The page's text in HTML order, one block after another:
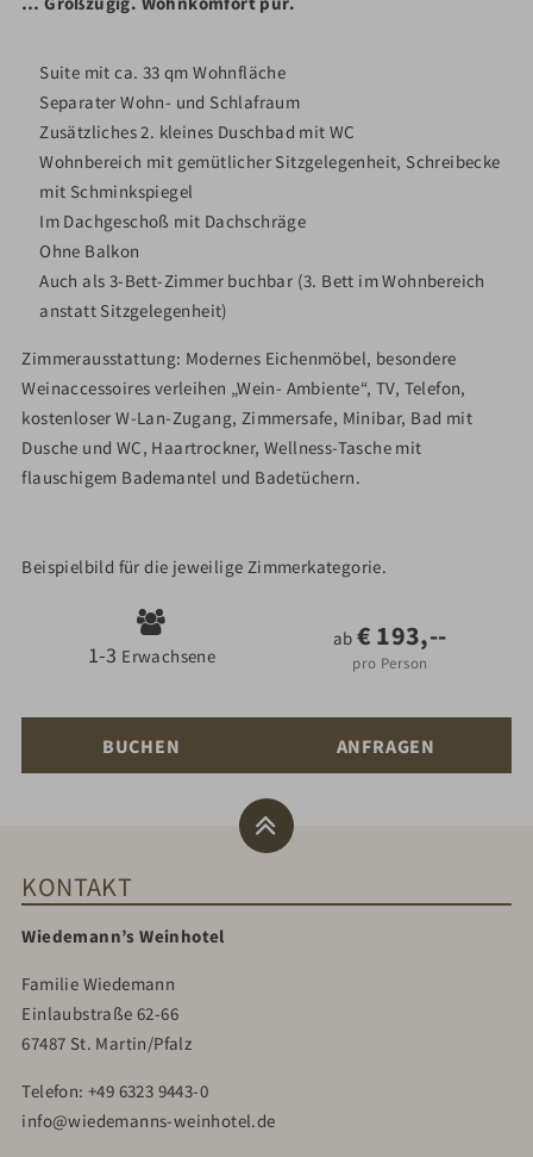
Suite mit ca. 33 qm Wohnfläche
Separater Wohn- und Schlafraum
Zusätzliches 2. kleines Duschbad mit WC
Wohnbereich mit gemütlicher Sitzgelegenheit, Schreibecke
mit Schminkspiegel
Im Dachgeschoß mit Dachschräge
Ohne Balkon
Auch als 3-Bett-Zimmer buchbar (3. Bett im Wohnbereich
anstatt Sitzgelegenheit)
Zimmerausstattung: Modernes Eichenmöbel, besondere
Weinaccessoires verleihen „Wein- Ambiente“, TV, Telefon,
kostenloser W-Lan-Zugang, Zimmersafe, Minibar, Bad mit
Dusche und WC, Haartrockner, Wellness-Tasche mit
flauschigem Bademantel und Badetüchern.
Beispielbild für die jeweilige Zimmerkategorie.
1-3 Erwachsene
ab€ 193,--
pro Person
BUCHEN ANFRAGEN
KONTAKT
Wiedemann’s Weinhotel
Familie Wiedemann
Einlaubstraße 62-66
67487 St. Martin/Pfalz
Telefon: +49 6323 9443-0
info@wiedemanns-weinhotel.de